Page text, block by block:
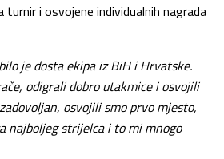
i osvojene individualnih nagrada
je dosta ekipa iz BiH i Hrvatske.
odigrali dobro utakmice i osvojili
osvojili smo prvo mjesto,
najboljeg strijelca i to mi mnogo